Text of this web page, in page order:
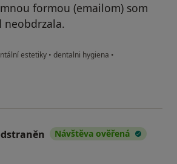
formou (emailom) som
neobdrzala.
estetiky • dentalni hygiena •
účet byl odstraněn
Návštěva ověřená